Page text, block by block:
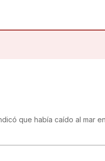
que había caído al mar